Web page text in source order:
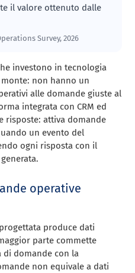
il valore ottenuto dalle
Survey, 2026
investono in tecnologia
non hanno un
alle domande giuste al
integrata con CRM ed
risposte: attiva domande
un evento del
ogni risposta con il
operative
produce dati
parte commette
di domande con la
non equivale a dati